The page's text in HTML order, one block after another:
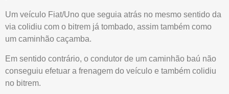
Um veículo Fiat/Uno que seguia atrás no mesmo sentido da
via colidiu com o bitrem já tombado, assim também como
um caminhão caçamba.
Em sentido contrário, o condutor de um caminhão baú não
conseguiu efetuar a frenagem do veículo e também colidiu
no bitrem.